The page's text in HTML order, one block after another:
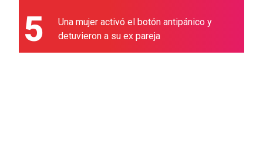
5
Una mujer activó el botón antipánico y
detuvieron a su ex pareja